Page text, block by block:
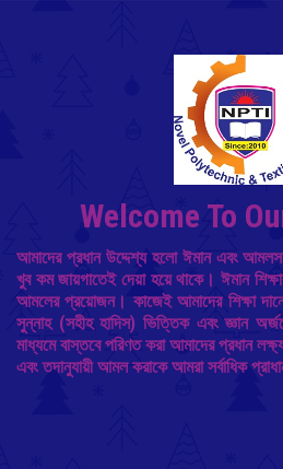
Welcome To
আমাদের প্রধান উদ্দেশ্য হলো ঈমান এবং আমলসহ
খুব কম জায়গাতেই দেয়া হয়ে থাকে। ঈমান
আমলের প্রয়োজন। কাজেই আমাদের শিক্ষা
সুন্নাহ (সহীহ হাদিস) ভিত্তিক এবং জ্ঞান
মাধ্যমে বাস্তবে পরিণত করা আমাদের প্রধান
এবং তদানুযায়ী আমল করাকে আমরা সর্বাধিক